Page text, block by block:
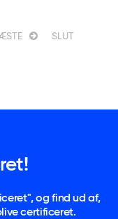
SLUT
og find ud af,
certificeret.